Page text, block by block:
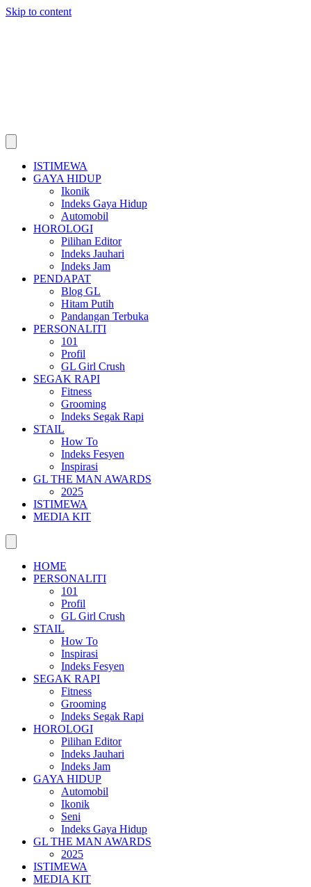
Skip to content
ISTIMEWA
GAYA HIDUP
Ikonik
Indeks Gaya Hidup
Automobil
HOROLOGI
Pilihan Editor
Indeks Jauhari
Indeks Jam
PENDAPAT
Blog GL
Hitam Putih
Pandangan Terbuka
PERSONALITI
101
Profil
GL Girl Crush
SEGAK RAPI
Fitness
Grooming
Indeks Segak Rapi
STAIL
How To
Indeks Fesyen
Inspirasi
GL THE MAN AWARDS
2025
ISTIMEWA
MEDIA KIT
HOME
PERSONALITI
101
Profil
GL Girl Crush
STAIL
How To
Inspirasi
Indeks Fesyen
SEGAK RAPI
Fitness
Grooming
Indeks Segak Rapi
HOROLOGI
Pilihan Editor
Indeks Jauhari
Indeks Jam
GAYA HIDUP
Automobil
Ikonik
Seni
Indeks Gaya Hidup
GL THE MAN AWARDS
2025
ISTIMEWA
MEDIA KIT